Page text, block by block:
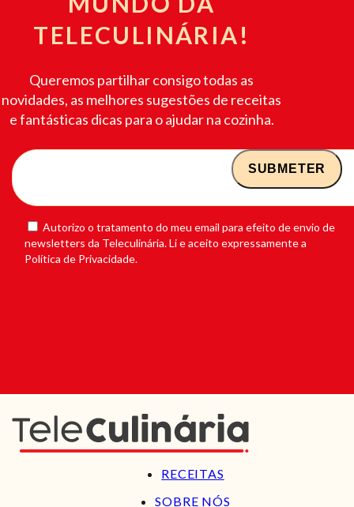
TELECULINÁRIA!
Queremos partilhar consigo todas as
novidades, as melhores sugestões de receitas
e fantásticas dicas para o ajudar na cozinha.
Autorizo o tratamento do meu email para efeito de envio de
newsletters da Teleculinária. Li e aceito expressamente a
Política de Privacidade.
RECEITAS
SOBRE NÓS